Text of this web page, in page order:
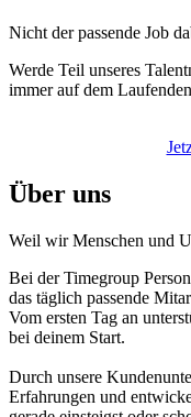
Nicht der passende Job
Werde Teil unseres
immer auf dem
Über uns
Weil wir Menschen und
Bei der Timegroup
das täglich passende
Vom ersten Tag an
bei deinem Start.
Durch unsere
Erfahrungen und